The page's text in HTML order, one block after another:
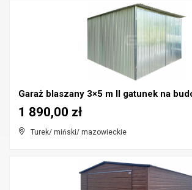
Garaż blaszany 3×5 m II gatunek na
Turek/ miński/ mazowieckie
1 890,00 zł